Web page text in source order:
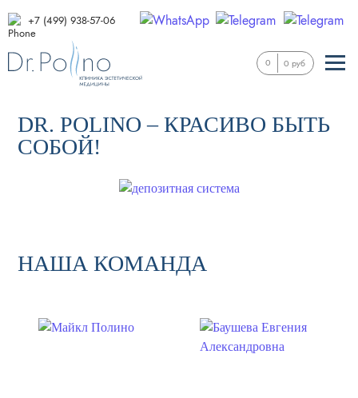
+7 (499) 938-57-06
0 0 руб
DR. POLINO – КРАСИВО БЫТЬ
СОБОЙ!
НАША КОМАНДА